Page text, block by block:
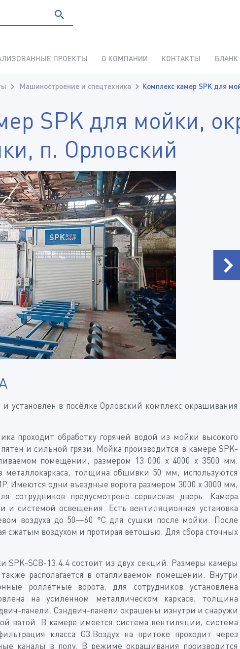
ПРОЕКТЫ О КОМПАНИИ КОНТАКТЫ БЛАНК
Машиностроение и спецтехника Комплекс камер SPK для
SPK для мойки,
п. Орловский
и установлен в посёлке Орловский комплекс окрашивания
проходит обработку горячей водой из мойки высокого
и сильной грязи. Мойка производится в камере SPK-
помещении, размером 13 000 х 4000 х 3500 мм.
металлокаркаса, толщина обшивки 50 мм, используются
Имеются одни въездные ворота размером 3000 x 3000 мм,
предусмотрено сервисная дверь. Камера
и системой освещения. Есть вентиляционная установка
воздуха до 50—60 °C для сушки после мойки. После
сжатым воздухом и протирая ветошью. Для сбора сточных
SPK-SCB-13.4.4 состоит из двух секций. Размеры камеры
располагается в отапливаемом помещении. Внутри
роллетные ворота, для сотрудников установлена
на усиленном металлическом каркасе, толщина
панели. Сэндвич-панели окрашены изнутри и снаружи
ватой. В камере имеется система вентиляции, система
класса G3.Воздух на притоке проходит через
каналы в полу. В режиме окрашивания производится